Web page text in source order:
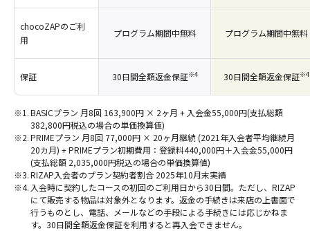
chocoZAPのご利
用
プログラム期間中無料 プログラム期間中無料
保証 30日間全額返金保証※4 30日間全額返金保証※4
BASICプラン 月8回 163,900円 × 2ヶ月 + 入会金55,000円(支払総額
382,800円税込の場合の単価換算値)
PRIMEプラン 月8回 77,000円 × 20ヶ月継続 (2021年入会者平均継続月
20カ月) + PRIMEプラン初期費用：登録料440,000円＋入会金55,000円
(支払総額 2,035,000円税込の場合の単価換算値)
RIZAP入会者のプラン契約者割合 2025年10月末実績
入会時に契約したコースの初回のご利用日から30日間。ただし、RIZAP
にて販売する物品は対象外となります。返金の手続きは来店の上書面で
行うものとし、電話、メールなどの手段による手続きには応じかねま
す。30日間全額返金保証を利用すると再入会できません。